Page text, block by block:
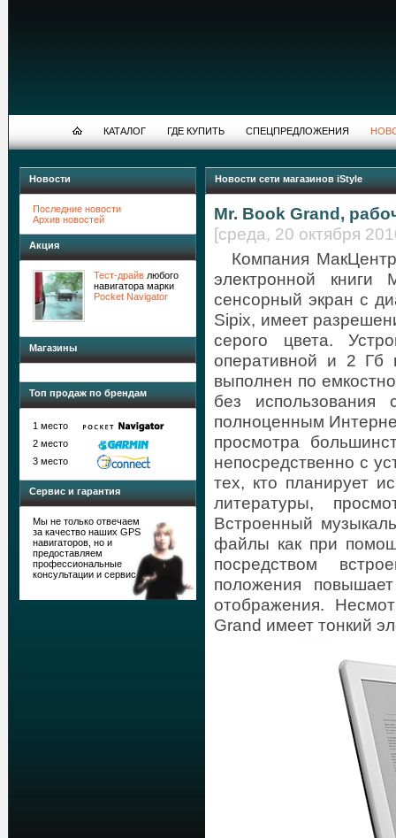
КАТАЛОГ ГДЕ КУПИТЬ СПЕЦПРЕДЛОЖЕНИЯ
Новости
Последние новости
Архив новостей
Акция
Тест-драйв любого
навигатора марки
Pocket Navigator
Магазины
Топ продаж по брендам
1 место
2 место
3 место
Сервис и гарантия
Мы не только отвечаем
за качество наших GPS
навигаторов, но и
предоставляем
профессиональные
консультации и сервис
Новости сети магазинов iStyle
Mr. Book Grand,
[среда, 20 октября
Компания
электронной книги
сенсорный экран с
Sipix, имеет
серого цвета.
оперативной и 2 Гб
выполнен по
без
полноценным
просмотра
непосредственно с
тех, кто планирует
литературы,
Встроенный
файлы как при
посредством
положения
отображения.
Grand имеет тонкий